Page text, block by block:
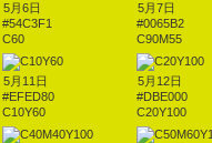
5月6日
#54C3F1
C60
5月7日
#0065B2
C90M55
5月11日
#EFED80
C10Y60
5月12日
#DBE000
C20Y100